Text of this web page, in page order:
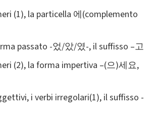
(1), la particella 에(complemento
passato -었/았/였-, il suffisso –고
(2), la forma impertiva –(으)세요,
i verbi irregolari(1), il suffisso -